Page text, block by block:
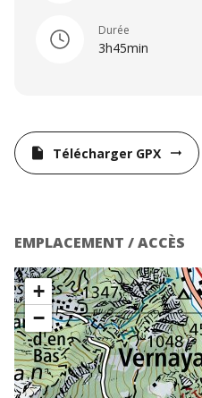
Durée
3h45min
insert_drive_file Télécharger GPX arrow_right_alt
EMPLACEMENT / ACCÈS
+
−